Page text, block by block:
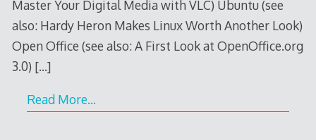
Master Your Digital Media with VLC) Ubuntu (see
also: Hardy Heron Makes Linux Worth Another Look)
Open Office (see also: A First Look at OpenOffice.org
3.0) […]
Read More…